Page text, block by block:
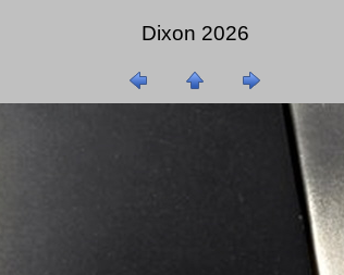
Dixon 2026